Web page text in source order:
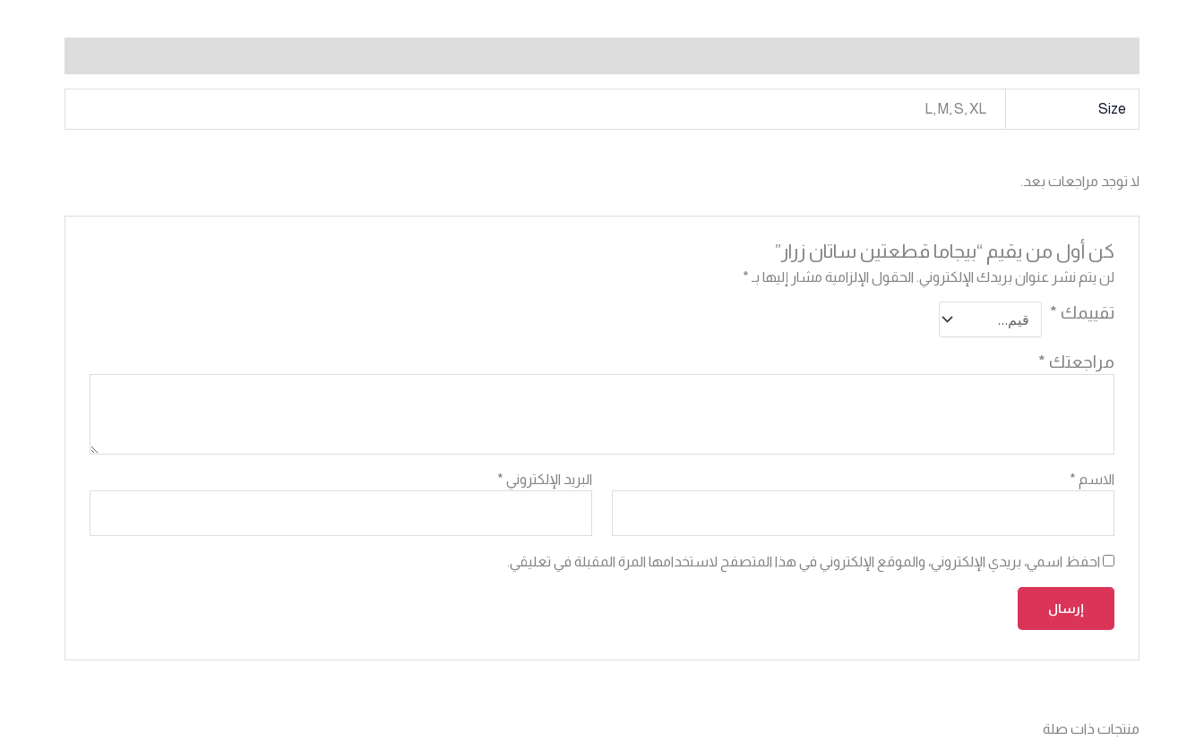
Size
L, M, S, XL
لا توجد مراجعات بعد.
كن أول من يقيم “بيجاما قطعتين ساتان زرار”
لن يتم نشر عنوان بريدك الإلكتروني. الحقول الإلزامية مشار إليها بـ *
تقييمك *
مراجعتك *
الاسم * البريد الإلكتروني *
احفظ اسمي، بريدي الإلكتروني، والموقع الإلكتروني في هذا المتصفح لاستخدامها المرة المقبلة في تعليقي.
منتجات ذات صلة